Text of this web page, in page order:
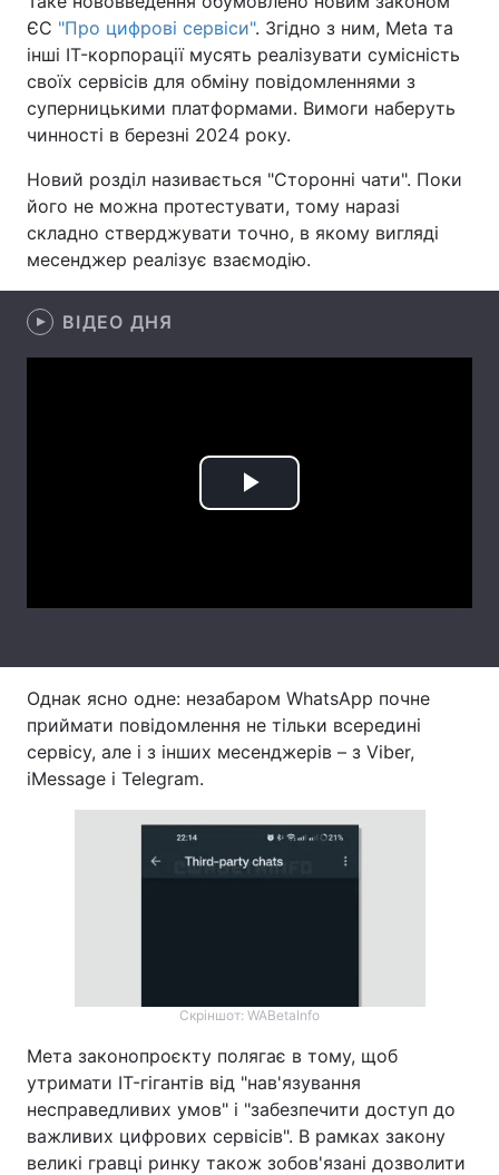
Зброя Інциденти
Здоров'я Туризм
Цікавинки Погода
Екологія Регіони
Лонгріди
Відео з Youtube
Інтерв'ю Думки
Тема оформлення
ЄС "Про цифрові сервіси". Згідно з ним, Meta та
інші IT-корпорації мусять реалізувати сумісність
своїх сервісів для обміну повідомленнями з
суперницькими платформами. Вимоги наберуть
чинності в березні 2024 року.
Новий розділ називається "Сторонні чати". Поки
його не можна протестувати, тому наразі
складно стверджувати точно, в якому вигляді
месенджер реалізує взаємодію.
ВІДЕО ДНЯ
Play
Однак ясно одне: незабаром WhatsApp почне
приймати повідомлення не тільки всередині
сервісу, але і з інших месенджерів – з Viber,
iMessage і Telegram.
Скріншот: WABetaInfo
Мета законопроєкту полягає в тому, щоб
утримати IT-гігантів від "нав'язування
несправедливих умов" і "забезпечити доступ до
важливих цифрових сервісів". В рамках закону
великі гравці ринку також зобов'язані дозволити